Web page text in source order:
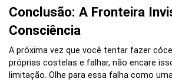
Conclusão: A Fronteira
Consciência
A próxima vez que você tentar fazer
próprias costelas e falhar, não encare
limitação. Olhe para essa falha como